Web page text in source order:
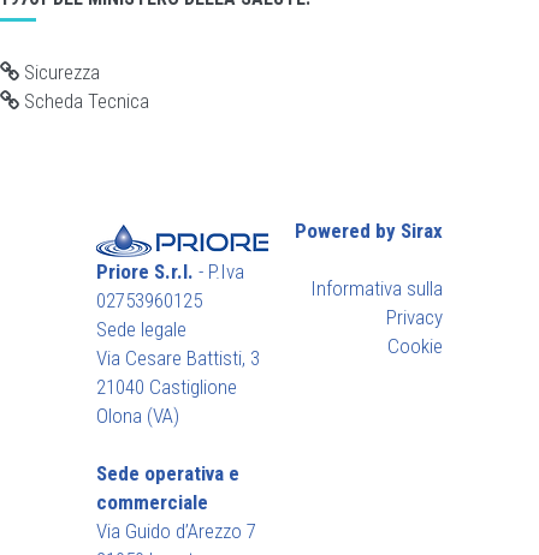
Sicurezza
Scheda Tecnica
Priore S.r.l. - P.Iva
02753960125
Sede legale
Via Cesare Battisti, 3
21040 Castiglione
Olona (VA)
Sede operativa e
commerciale
Via Guido d’Arezzo 7
Powered by Sirax
Informativa sulla
Privacy
Cookie